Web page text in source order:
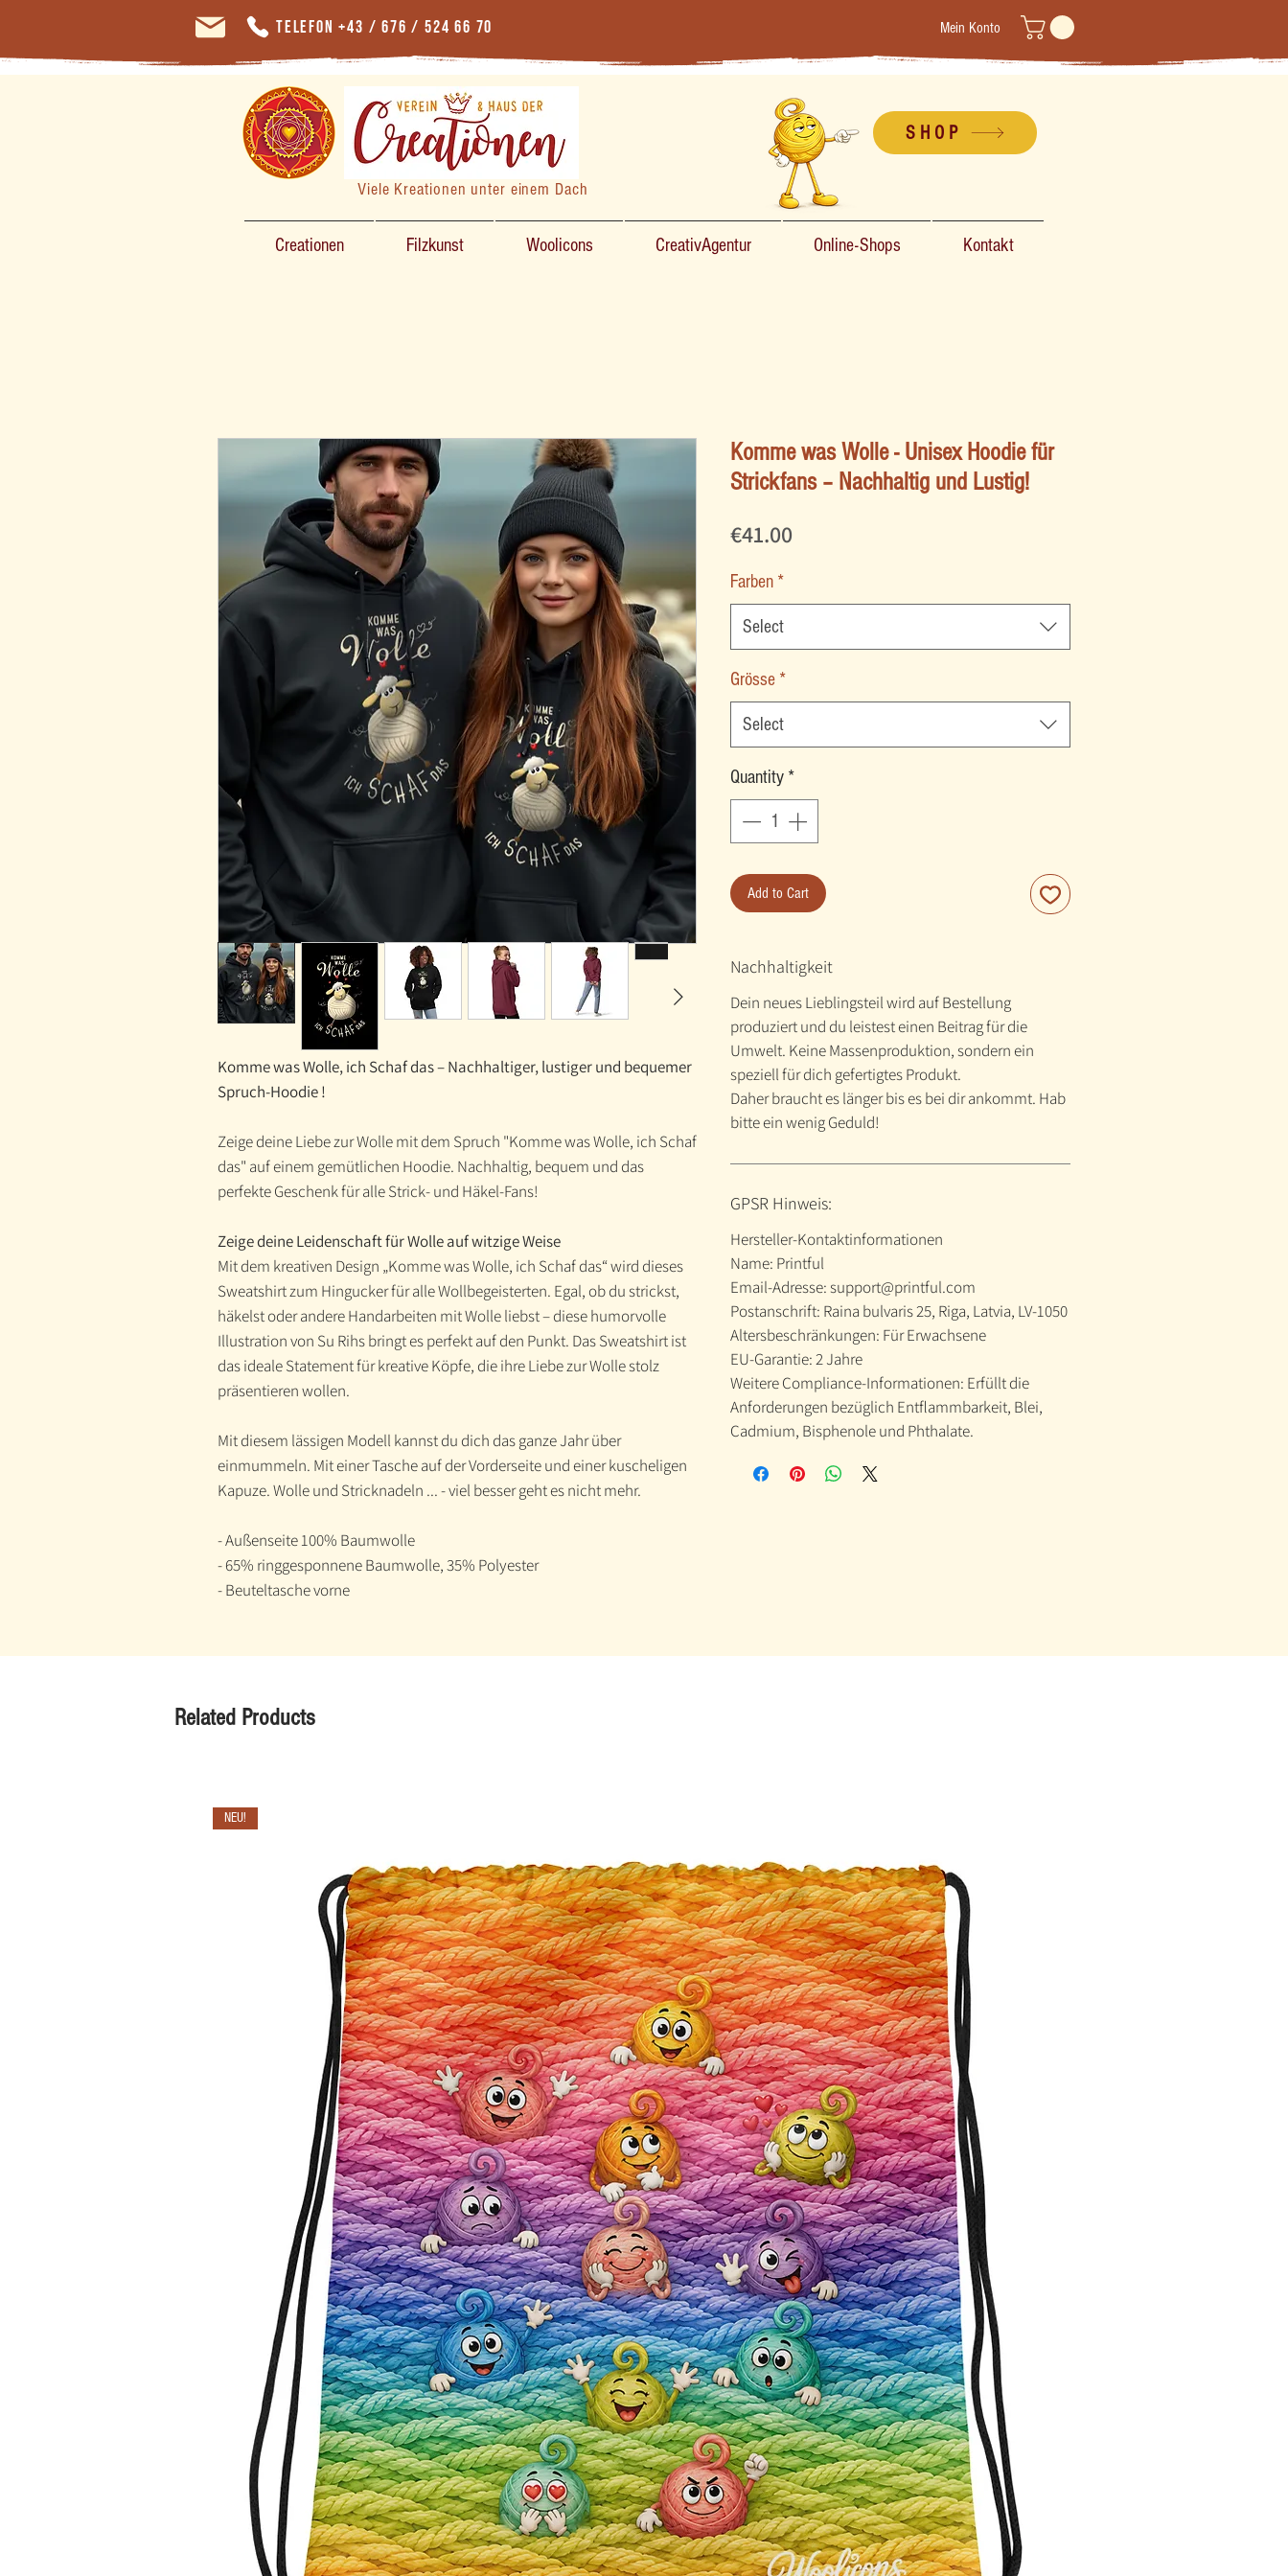
Telefon +43 / 676 / 524 66 70 Mein Konto
Viele Kreationen unter einem Dach
SHOP
Creationen Filzkunst Woolicons CreativAgentur Online-Shops Kontakt
Komme was Wolle, ich Schaf das – Nachhaltiger, lustiger und bequemer
Spruch-Hoodie !
Zeige deine Liebe zur Wolle mit dem Spruch "Komme was Wolle, ich Schaf
das" auf einem gemütlichen Hoodie. Nachhaltig, bequem und das
perfekte Geschenk für alle Strick- und Häkel-Fans!
Zeige deine Leidenschaft für Wolle auf witzige Weise
Mit dem kreativen Design „Komme was Wolle, ich Schaf das“ wird dieses
Sweatshirt zum Hingucker für alle Wollbegeisterten. Egal, ob du strickst,
häkelst oder andere Handarbeiten mit Wolle liebst – diese humorvolle
Illustration von Su Rihs bringt es perfekt auf den Punkt. Das Sweatshirt ist
das ideale Statement für kreative Köpfe, die ihre Liebe zur Wolle stolz
präsentieren wollen.
Mit diesem lässigen Modell kannst du dich das ganze Jahr über
einmummeln. Mit einer Tasche auf der Vorderseite und einer kuscheligen
Kapuze. Wolle und Stricknadeln ... - viel besser geht es nicht mehr.
- Außenseite 100% Baumwolle
- 65% ringgesponnene Baumwolle, 35% Polyester
- Beuteltasche vorne
Komme was Wolle - Unisex Hoodie für
Strickfans – Nachhaltig und Lustig!
€41.00
Farben *
Select
Grösse *
Select
Quantity *
Add to Cart
Nachhaltigkeit
Dein neues Lieblingsteil wird auf Bestellung
produziert und du leistest einen Beitrag für die
Umwelt. Keine Massenproduktion, sondern ein
speziell für dich gefertigtes Produkt.
Daher braucht es länger bis es bei dir ankommt. Hab
bitte ein wenig Geduld!
GPSR Hinweis:
Hersteller-Kontaktinformationen
Name: Printful
Email-Adresse: support@printful.com
Postanschrift: Raina bulvaris 25, Riga, Latvia, LV-1050
Altersbeschränkungen: Für Erwachsene
EU-Garantie: 2 Jahre
Weitere Compliance-Informationen: Erfüllt die
Anforderungen bezüglich Entflammbarkeit, Blei,
Cadmium, Bisphenole und Phthalate.
Related Products
NEU!